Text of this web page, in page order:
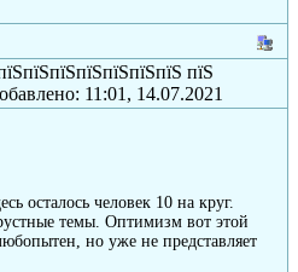
пїЅ
11:01, 14.07.2021
осталось человек 10 на круг.
темы. Оптимизм вот этой
но уже не представляет